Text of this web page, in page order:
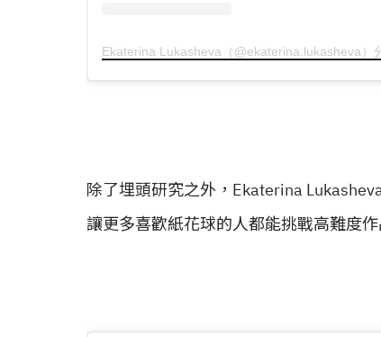
Ekaterina Lukasheva（@ekaterina.lukasheva）
除了埋頭研究之外，Ekaterina
讓更多喜歡紙花球的人都能挑戰高難度